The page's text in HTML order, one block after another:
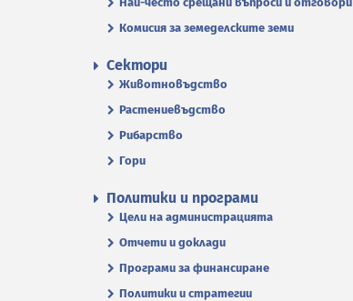
Комисия за земеделските земи
Сектори
Животновъдство
Растениевъдство
Рибарство
Гори
Политики и програми
Цели на администрацията
Отчети и доклади
Програми за финансиране
Политики и стратегии